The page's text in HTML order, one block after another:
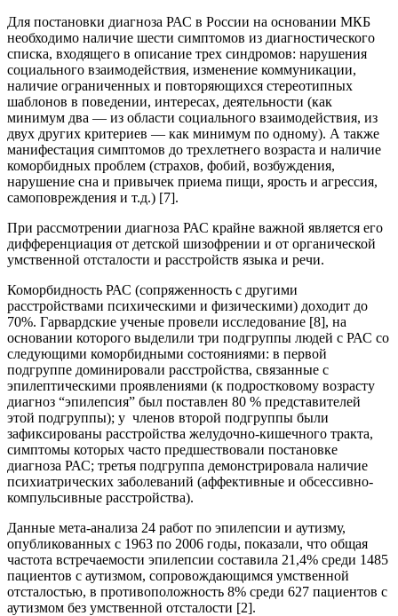
Для постановки диагноза РАС в России на основании МКБ
необходимо наличие шести симптомов из диагностического
списка, входящего в описание трех синдромов: нарушения
социального взаимодействия, изменение коммуникации,
наличие ограниченных и повторяющихся стереотипных
шаблонов в поведении, интересах, деятельности (как
минимум два — из области социального взаимодействия, из
двух других критериев — как минимум по одному). А также
манифестация симптомов до трехлетнего возраста и наличие
коморбидных проблем (страхов, фобий, возбуждения,
нарушение сна и привычек приема пищи, ярость и агрессия,
самоповреждения и т.д.) [7].
При рассмотрении диагноза РАС крайне важной является его
дифференциация от детской шизофрении и от органической
умственной отсталости и расстройств языка и речи.
Коморбидность РАС (сопряженность с другими
расстройствами психическими и физическими) доходит до
70%. Гарвардские ученые провели исследование [8], на
основании которого выделили три подгруппы людей с РАС со
следующими коморбидными состояниями: в первой
подгруппе доминировали расстройства, связанные с
эпилептическими проявлениями (к подростковому возрасту
диагноз “эпилепсия” был поставлен 80 % представителей
этой подгруппы); у членов второй подгруппы были
зафиксированы расстройства желудочно-кишечного тракта,
симптомы которых часто предшествовали постановке
диагноза РАС; третья подгруппа демонстрировала наличие
психиатрических заболеваний (аффективные и обсессивно-
компульсивные расстройства).
Данные мета-анализа 24 работ по эпилепсии и аутизму,
опубликованных с 1963 по 2006 годы, показали, что общая
частота встречаемости эпилепсии составила 21,4% среди 1485
пациентов с аутизмом, сопровождающимся умственной
отсталостью, в противоположность 8% среди 627 пациентов с
аутизмом без умственной отсталости [2].